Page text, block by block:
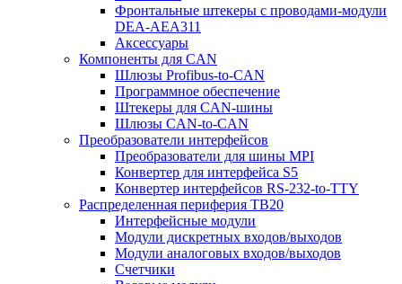
Фронтальные штекеры с проводами-модули
DEA-AEA311
Аксессуары
Компоненты для CAN
Шлюзы Profibus-to-CAN
Программное обеспечение
Штекеры для CAN-шины
Шлюзы CAN-to-CAN
Преобразователи интерфейсов
Преобразователи для шины MPI
Конвертер для интерфейса S5
Конвертер интерфейсов RS-232-to-TTY
Распределенная периферия TB20
Интерфейсные модули
Модули дискретных входов/выходов
Модули аналоговых входов/выходов
Счетчики